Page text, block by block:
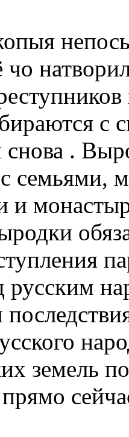
с
снова .
семьями,
и
русским
земель
прямо